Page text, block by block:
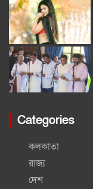
Categories
কলকাতা
রাজ্য
দেশ